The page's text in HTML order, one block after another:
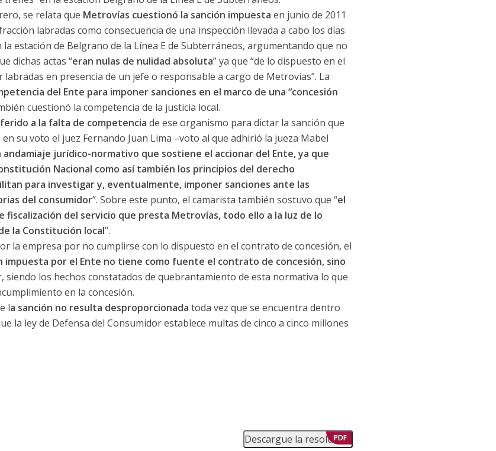
se relata que Metrovías cuestionó la sanción impuesta en junio de 2011
labradas como consecuencia de una inspección llevada a cabo los días
la estación de Belgrano de la Línea E de Subterráneos, argumentando que no
dichas actas “eran nulas de nulidad absoluta” ya que “de lo dispuesto en el
en presencia de un jefe o responsable a cargo de Metrovías”. La
del Ente para imponer sanciones en el marco de una “concesión
cuestionó la competencia de la justicia local.
a la falta de competencia de ese organismo para dictar la sanción que
su voto el juez Fernando Juan Lima –voto al que adhirió la jueza Mabel
jurídico-normativo que sostiene el accionar del Ente, ya que
Nacional como así también los principios del derecho
para investigar y, eventualmente, imponer sanciones ante las
del consumidor”. Sobre este punto, el camarista también sostuvo que “el
fiscalización del servicio que presta Metrovías, todo ello a la luz de lo
la Constitución local”.
la empresa por no cumplirse con lo dispuesto en el contrato de concesión, el
impuesta por el Ente no tiene como fuente el contrato de concesión, sino
, siendo los hechos constatados de quebrantamiento de esta normativa lo que
en la concesión.
la sanción no resulta desproporcionada toda vez que se encuentra dentro
la ley de Defensa del Consumidor establece multas de cinco a cinco millones
Descargue la resolución
PDF